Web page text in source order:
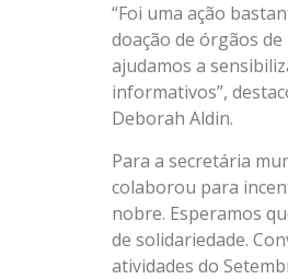
“Foi uma ação
doação de órgãos
ajudamos a
informativos”,
Deborah Aldin.
Para a secretária
colaborou para
nobre. Esperamos
de solidariedade.
atividades do